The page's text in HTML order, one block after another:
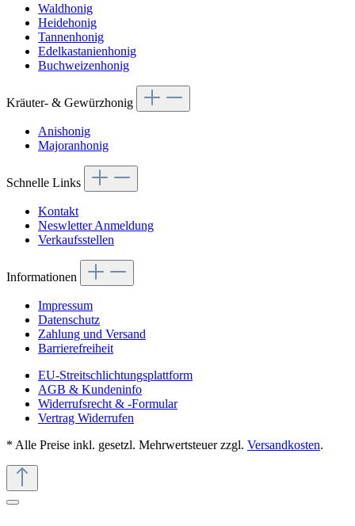
Waldhonig
Heidehonig
Tannenhonig
Edelkastanienhonig
Buchweizenhonig
Kräuter- & Gewürzhonig
Anishonig
Majoranhonig
Schnelle Links
Kontakt
Neswletter Anmeldung
Verkaufsstellen
Informationen
Impressum
Datenschutz
Zahlung und Versand
Barrierefreiheit
EU-Streitschlichtungsplattform
AGB & Kundeninfo
Widerrufsrecht & -Formular
Vertrag Widerrufen
* Alle Preise inkl. gesetzl. Mehrwertsteuer zzgl. Versandkosten.